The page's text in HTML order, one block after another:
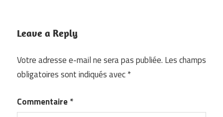
Leave a Reply
Votre adresse e-mail ne sera pas publiée. Les champs
obligatoires sont indiqués avec*
Commentaire*